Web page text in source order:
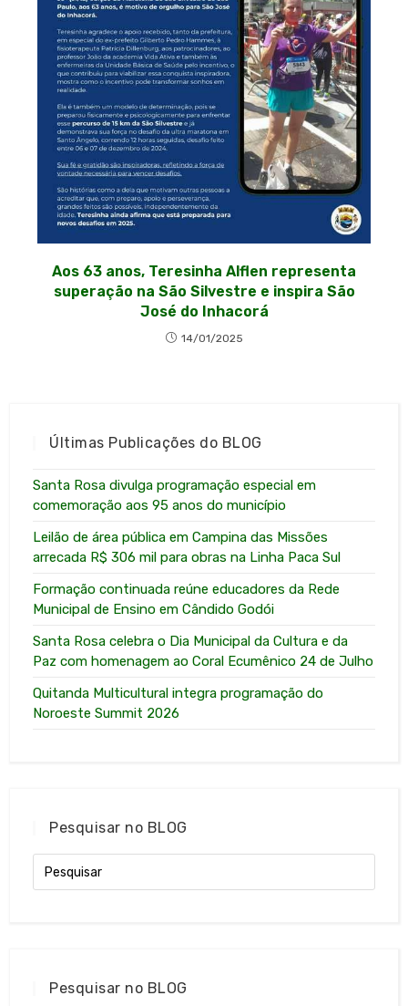
Aos 63 anos, Teresinha Alflen representa
superação na São Silvestre e inspira São
José do Inhacorá
14/01/2025
Últimas Publicações do BLOG
Santa Rosa divulga programação especial em
comemoração aos 95 anos do município
Leilão de área pública em Campina das Missões
arrecada R$ 306 mil para obras na Linha Paca Sul
Formação continuada reúne educadores da Rede
Municipal de Ensino em Cândido Godói
Santa Rosa celebra o Dia Municipal da Cultura e da
Paz com homenagem ao Coral Ecumênico 24 de Julho
Quitanda Multicultural integra programação do
Noroeste Summit 2026
Pesquisar no BLOG
Pesquisar no BLOG